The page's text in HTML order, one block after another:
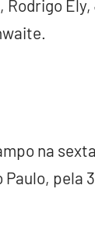
na
pela